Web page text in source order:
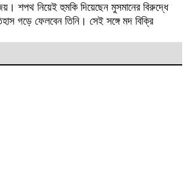
শপথ নিয়েই হুমকি দিয়েছেন মুসমানের বিরুদ্ধে
গড়ে ফেলবেন তিনি। সেই সঙ্গে মদ বিক্রি